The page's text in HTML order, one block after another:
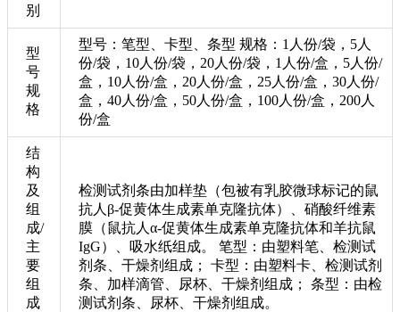
别
型
号
规
格
型号：笔型、卡型、条型 规格：1人份/袋，5人
份/袋，10人份/袋，20人份/袋，1人份/盒，5人份/
盒，10人份/盒，20人份/盒，25人份/盒，30人份/
盒，40人份/盒，50人份/盒，100人份/盒，200人
份/盒
结
构
及
组
成/
主
要
组
成
检测试剂条由加样垫（包被有乳胶微球标记的鼠
抗人β-促黄体生成素单克隆抗体）、硝酸纤维素
膜（鼠抗人α-促黄体生成素单克隆抗体和羊抗鼠
IgG）、吸水纸组成。 笔型：由塑料笔、检测试
剂条、干燥剂组成； 卡型：由塑料卡、检测试剂
条、加样滴管、尿杯、干燥剂组成； 条型：由检
测试剂条、尿杯、干燥剂组成。